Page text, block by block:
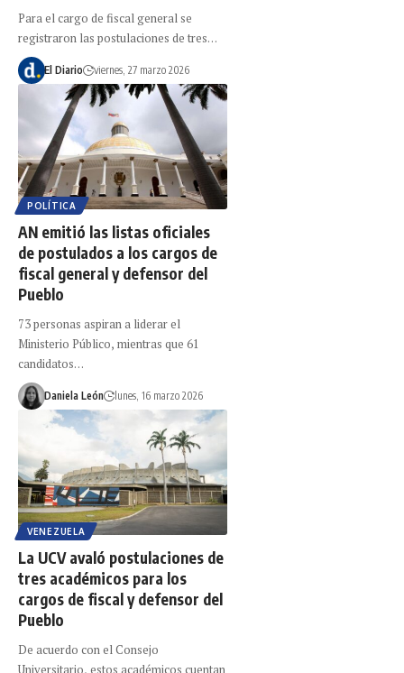
Para el cargo de fiscal general se
registraron las postulaciones de tres…
El Diario viernes, 27 marzo 2026
POLÍTICA
AN emitió las listas oficiales
de postulados a los cargos de
fiscal general y defensor del
Pueblo
73 personas aspiran a liderar el
Ministerio Público, mientras que 61
candidatos…
Daniela León lunes, 16 marzo 2026
VENEZUELA
La UCV avaló postulaciones de
tres académicos para los
cargos de fiscal y defensor del
Pueblo
De acuerdo con el Consejo